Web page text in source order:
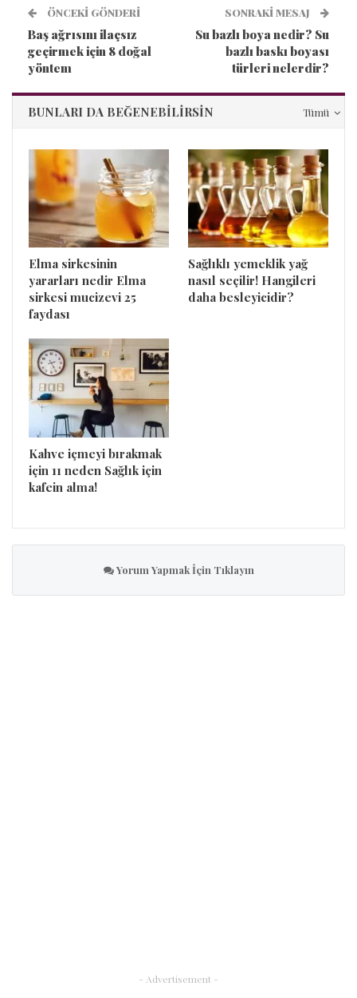
ÖNCEKI GÖNDERI
Baş ağrısını ilaçsız
geçirmek için 8 doğal
yöntem
SONRAKI MESAJ
Su bazlı boya nedir? Su
bazlı baskı boyası
türleri nelerdir?
Tümü
BUNLARI DA BEĞENEBILIRSIN
Elma sirkesinin
yararları nedir Elma
sirkesi mucizevi 25
faydası
Sağlıklı yemeklik yağ
nasıl seçilir! Hangileri
daha besleyicidir?
Kahve içmeyi bırakmak
için 11 neden Sağlık için
kafein alma!
Yorum Yapmak İçin Tıklayın
- Advertisement -